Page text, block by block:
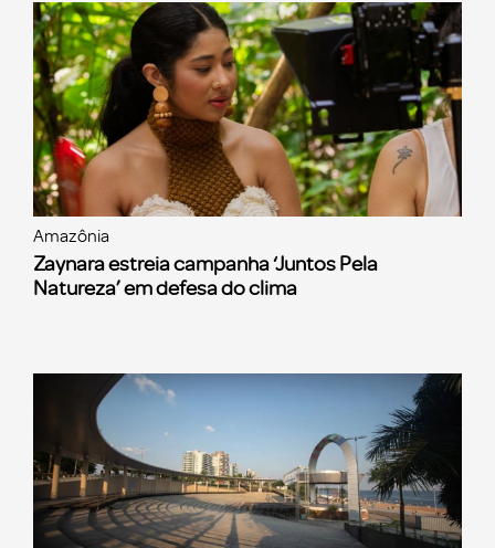
Amazônia
Zaynara estreia campanha ‘Juntos Pela
Natureza’ em defesa do clima